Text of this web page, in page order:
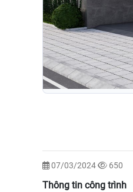
07/03/2024 650
Thông tin công trình